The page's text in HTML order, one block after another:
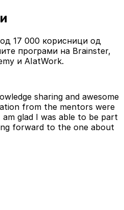
17 000 корисници од
програми на Brainster,
и AIatWork.
sharing and awesome
from the mentors were
glad I was able to be part
forward to the one about